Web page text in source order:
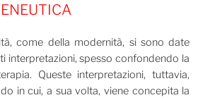
come della modernità, si sono date
interpretazioni, spesso confondendo la
Queste interpretazioni, tuttavia,
in cui, a sua volta, viene concepita la